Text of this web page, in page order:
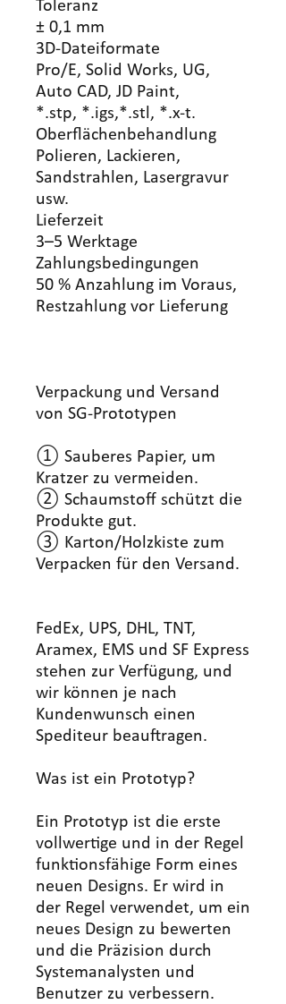
Toleranz
± 0,1 mm
3D-Dateiformate
Pro/E, Solid Works, UG,
Auto CAD, JD Paint,
*.stp, *.igs,*.stl, *.x-t.
Oberflächenbehandlung
Polieren, Lackieren,
Sandstrahlen, Lasergravur
usw.
Lieferzeit
3–5 Werktage
Zahlungsbedingungen
50 % Anzahlung im Voraus,
Restzahlung vor Lieferung
Verpackung und Versand
von SG-Prototypen
① Sauberes Papier, um
Kratzer zu vermeiden.
② Schaumstoff schützt die
Produkte gut.
③ Karton/Holzkiste zum
Verpacken für den Versand.
FedEx, UPS, DHL, TNT,
Aramex, EMS und SF Express
stehen zur Verfügung, und
wir können je nach
Kundenwunsch einen
Spediteur beauftragen.
Was ist ein Prototyp?
Ein Prototyp ist die erste
vollwertige und in der Regel
funktionsfähige Form eines
neuen Designs. Er wird in
der Regel verwendet, um ein
neues Design zu bewerten
und die Präzision durch
Systemanalysten und
Benutzer zu verbessern.